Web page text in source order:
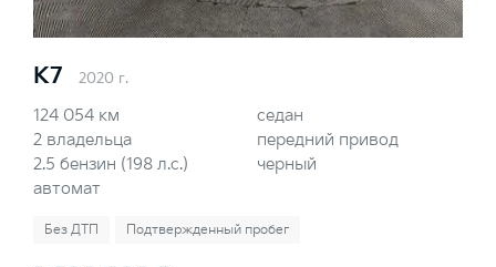
K7 2020 г.
124 054 км
2 владельца
2.5 бензин (198 л.с.)
автомат
седан
передний привод
черный
Без ДТП Подтвержденный пробег